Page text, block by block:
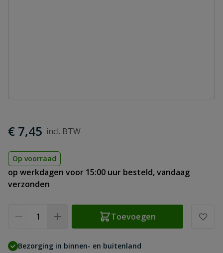
€ 7,45
Op voorraad
op werkdagen voor 15:00 uur besteld, vandaag
verzonden
Toevoegen
Bezorging in binnen- en buitenland